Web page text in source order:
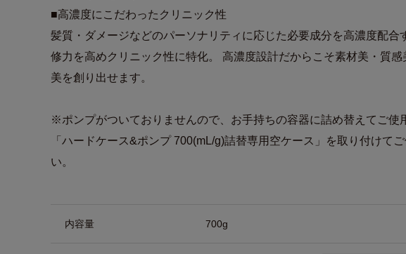
■高濃度にこだわったクリニック性
髪質・ダメージなどのパーソナリティに応じた必要成分を高濃度配合
修力を高めクリニック性に特化。 高濃度設計だからこそ素材美・質感
美を創り出せます。
※ポンプがついておりませんので、お手持ちの容器に詰め替えてご使
「ハードケース&ポンプ 700(mL/g)詰替専用空ケース」を取り付けて
い。
内容量 700g